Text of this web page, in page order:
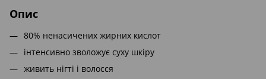
Опис
80% ненасичених жирних кислот
інтенсивно зволожує суху шкіру
живить нігті і волосся